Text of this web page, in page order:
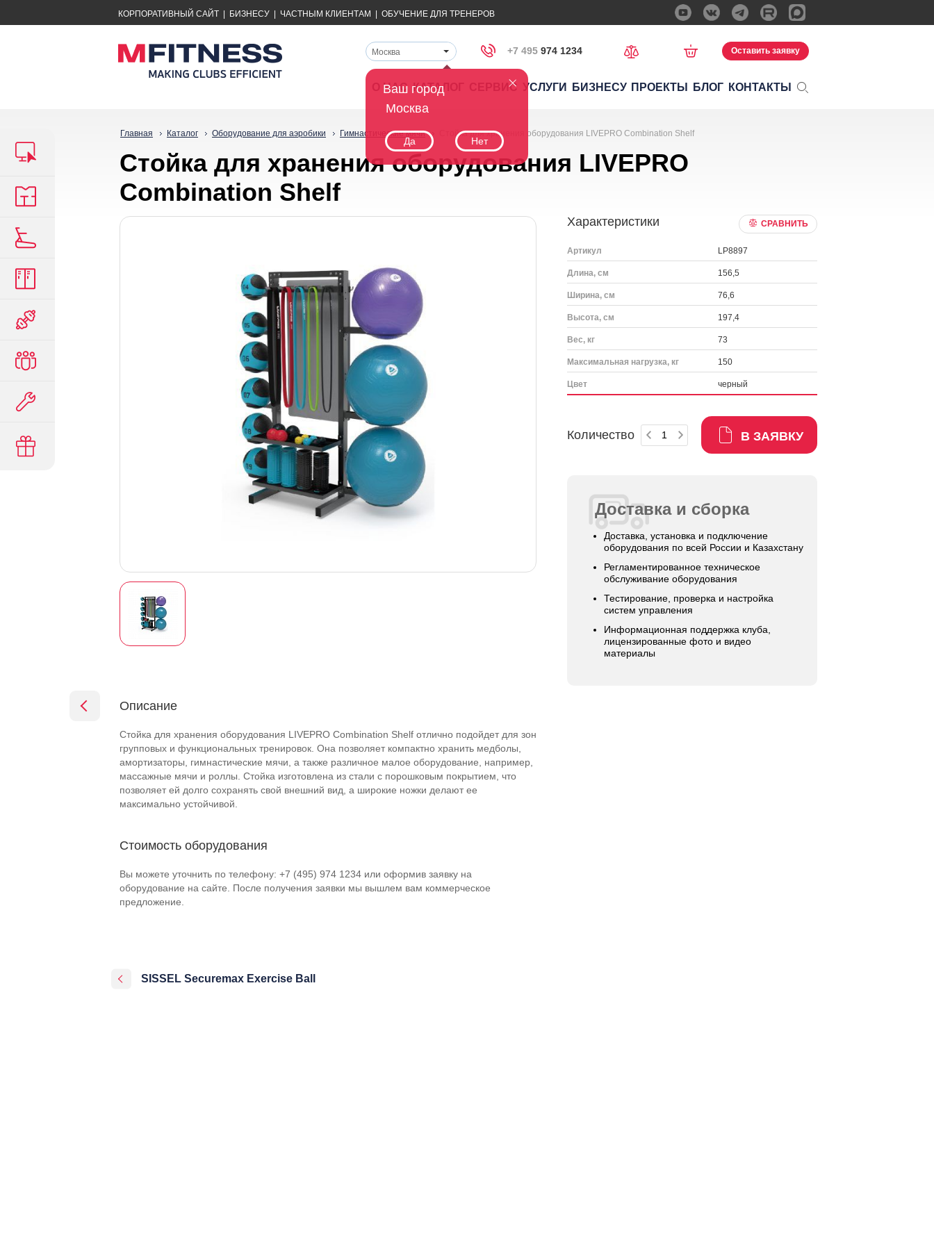
КОРПОРАТИВНЫЙ САЙТ БИЗНЕСУ ЧАСТНЫМ КЛИЕНТАМ ОБУЧЕНИЕ ДЛЯ ТРЕНЕРОВ
Ваш город
Москва
Да Нет
Москва +7 495 974 1234 Оставить заявку
О НАС КАТАЛОГ СЕРВИС УСЛУГИ БИЗНЕСУ ПРОЕКТЫ БЛОГ КОНТАКТЫ
Главная Каталог Оборудование для аэробики Гимнастические мячи Стойка для хранения оборудования LIVEPRO Combination Shelf
Стойка для хранения оборудования LIVEPRO
Combination Shelf
Характеристики СРАВНИТЬ
Артикул LP8897
Длина, см 156,5
Ширина, см 76,6
Высота, см 197,4
Вес, кг 73
Максимальная нагрузка, кг 150
Цвет черный
Количество В ЗАЯВКУ
Доставка и сборка
Доставка, установка и подключение
оборудования по всей России и Казахстану
Регламентированное техническое
обслуживание оборудования
Тестирование, проверка и настройка
систем управления
Информационная поддержка клуба,
лицензированные фото и видео
материалы
Описание
Стойка для хранения оборудования LIVEPRO Combination Shelf отлично подойдет для зон
групповых и функциональных тренировок. Она позволяет компактно хранить медболы,
амортизаторы, гимнастические мячи, а также различное малое оборудование, например,
массажные мячи и роллы. Стойка изготовлена из стали с порошковым покрытием, что
позволяет ей долго сохранять свой внешний вид, а широкие ножки делают ее
максимально устойчивой.
Стоимость оборудования
Вы можете уточнить по телефону: +7 (495) 974 1234 или оформив заявку на
оборудование на сайте. После получения заявки мы вышлем вам коммерческое
предложение.
SISSEL Securemax Exercise Ball